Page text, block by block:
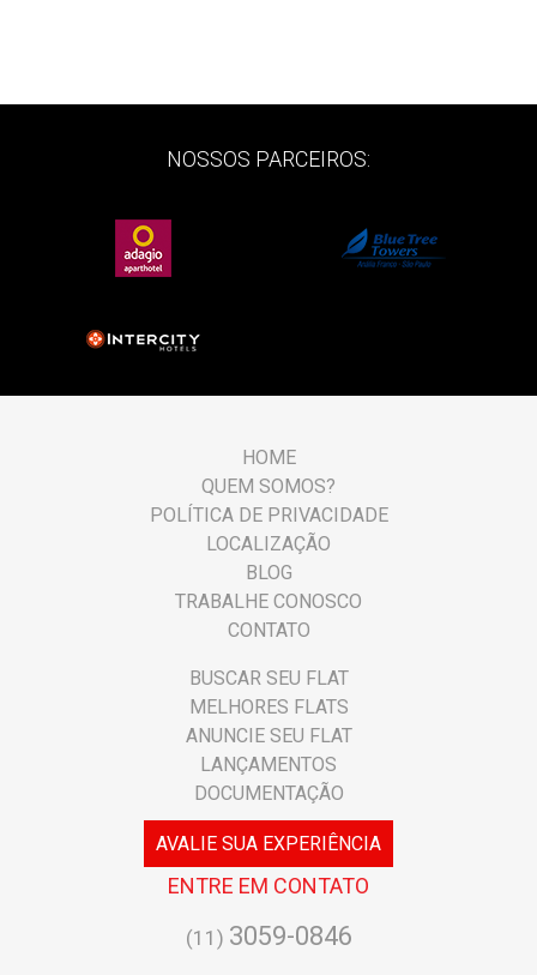
NOSSOS PARCEIROS:
HOME
QUEM SOMOS?
POLÍTICA DE PRIVACIDADE
LOCALIZAÇÃO
BLOG
TRABALHE CONOSCO
CONTATO
BUSCAR SEU FLAT
MELHORES FLATS
ANUNCIE SEU FLAT
LANÇAMENTOS
DOCUMENTAÇÃO
AVALIE SUA EXPERIÊNCIA
ENTRE EM CONTATO
(11) 3059-0846